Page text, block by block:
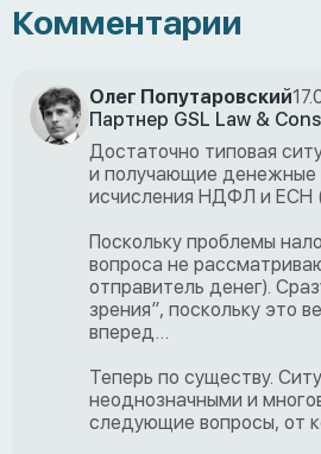
Комментарии
Олег Попутаровский
Партнер GSL Law &
Достаточно типовая
и получающие денежные
исчисления НДФЛ и ЕСН
Поскольку проблемы
вопроса не
отправитель денег).
зрения”, поскольку это
вперед…
Теперь по существу.
неоднозначными и
следующие вопросы, от